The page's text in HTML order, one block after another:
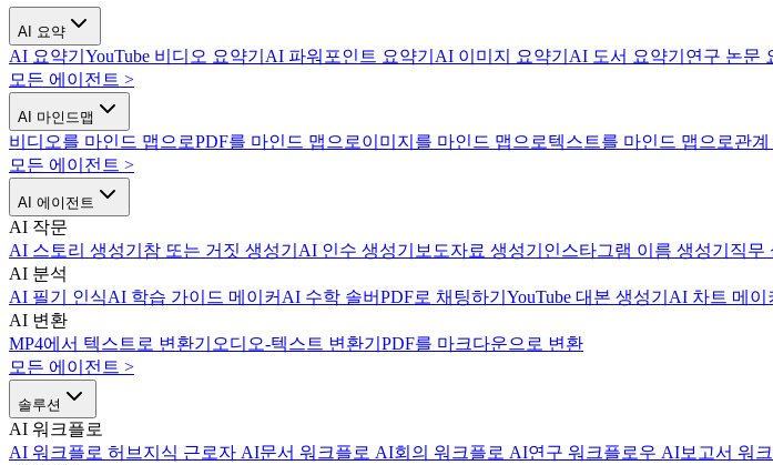
AI 요약
AI 요약기 YouTube 비디오 요약기 AI 파워포인트 요약기 AI 이미지 요약기 AI 도서 요약기 연구 논문
모든 에이전트 >
AI 마인드맵
비디오를 마인드 맵으로PDF를 마인드 맵으로이미지를 마인드 맵으로텍스트를 마인드 맵으로관계
모든 에이전트 >
AI 에이전트
AI 작문
AI 스토리 생성기 참 또는 거짓 생성기 AI 인수 생성기 보도자료 생성기 인스타그램 이름 생성기 직무
AI 분석
AI 필기 인식AI 학습 가이드 메이커 AI 수학 솔버PDF로 채팅하기 YouTube 대본 생성기 AI 차트 메이
AI 변환
MP4에서 텍스트로 변환기 오디오-텍스트 변환기 PDF를 마크다운으로 변환
모든 에이전트 >
솔루션
AI 워크플로
AI 워크플로 허브 지식 근로자 AI문서 워크플로 AI회의 워크플로 AI연구 워크플로우 AI보고서 워